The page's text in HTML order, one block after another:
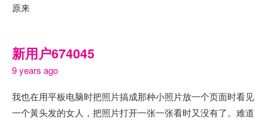
原来
新用户674045
9 years ago
我也在用平板电脑时把照片搞成那种小照片放一个页面时看见
一个黃头发的女人，把照片打开一张一张看时又没有了。难道